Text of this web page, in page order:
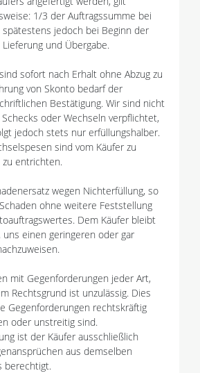
1/3 der Auftragssumme bei
spätestens jedoch bei Beginn der
und Übergabe.
sofort nach Erhalt ohne Abzug zu
von Skonto bedarf der
Bestätigung. Wir sind nicht
oder Wechseln verpflichtet,
jedoch stets nur erfüllungshalber.
sind vom Käufer zu
entrichten.
wegen Nichterfüllung, so
ohne weitere Feststellung
Dem Käufer bleibt
einen geringeren oder gar
mit Gegenforderungen jeder Art,
Rechtsgrund ist unzulässig. Dies
Gegenforderungen rechtskräftig
oder unstreitig sind.
ist der Käufer ausschließlich
aus demselben
berechtigt.